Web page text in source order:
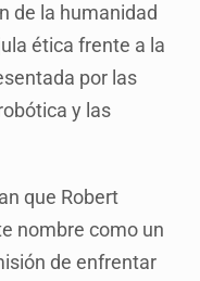
de la humanidad
ética frente a la
por las
y las
que Robert
nombre como un
de enfrentar